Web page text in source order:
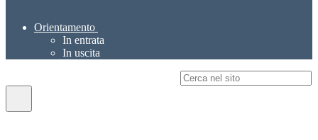
Orientamento
In entrata
In uscita